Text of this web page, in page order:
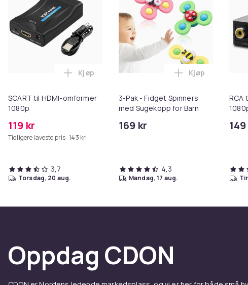
SCART til HDMI-omformer
1080p
119 kr
Tidligere laveste pris: 143 kr
Legg SCART til HDMI-omformer 1080p i
Kjøp
3,7
torsdag, 20 aug.
3-Pak - Fidget Spinners
med Sugekopp for Barn
169 kr
Legg 3-Pak -
Kjøp
4,3
mandag, 17 aug.
RCA
Oppdag CDON